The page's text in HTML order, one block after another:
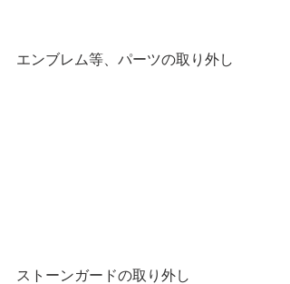
エンブレム等、パーツの取り外し
ストーンガードの取り外し